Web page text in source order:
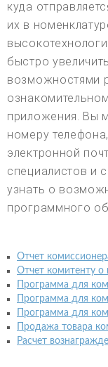
куда
их в
быстро
возможностями
приложения. Вы
номеру
электронной
специалистов и
узнать о
программного
Отчет
Отчет комитенту о
Программа для
Программа для
Программа для
Продажа товара
Расчет